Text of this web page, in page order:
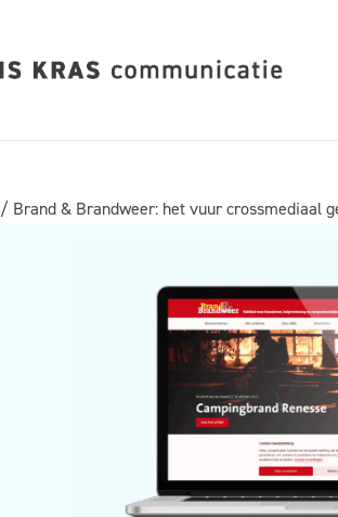
/ Brand & Brandweer: het vuur crossmediaal